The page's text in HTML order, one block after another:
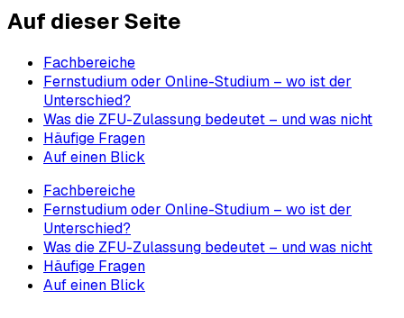
Auf dieser Seite
Fachbereiche
Fernstudium oder Online-Studium – wo ist der
Unterschied?
Was die ZFU-Zulassung bedeutet – und was nicht
Häufige Fragen
Auf einen Blick
Fachbereiche
Fernstudium oder Online-Studium – wo ist der
Unterschied?
Was die ZFU-Zulassung bedeutet – und was nicht
Häufige Fragen
Auf einen Blick